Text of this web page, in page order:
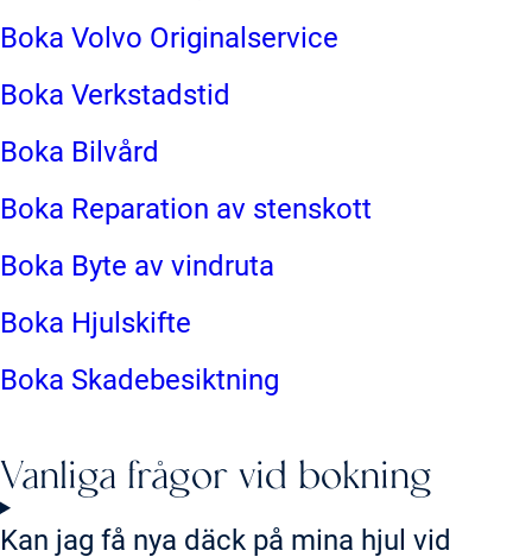
Boka Volvo Originalservice
Boka Verkstadstid
Boka Bilvård
Boka Reparation av stenskott
Boka Byte av vindruta
Boka Hjulskifte
Boka Skadebesiktning
Vanliga frågor vid bokning
Kan jag få nya däck på mina hjul vid